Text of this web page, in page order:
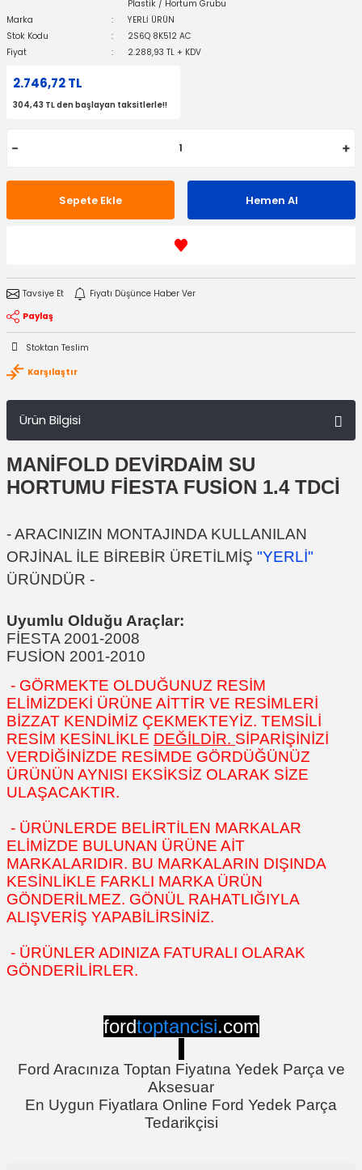
Plastik / Hortum Grubu
Marka
YERLİ ÜRÜN
Stok Kodu
2S6Q 8K512 AC
Fiyat
2.288,93 TL + KDV
2.746,72 TL
304,43 TL den başlayan taksitlerle!!
Sepete Ekle Hemen Al
Tavsiye Et
Fiyatı Düşünce Haber Ver
Paylaş
Stoktan Teslim
Karşılaştır
Ürün Bilgisi
MANİFOLD DEVİRDAİM SU
HORTUMU FİESTA FUSİON 1.4 TDCİ
- ARACINIZIN MONTAJINDA KULLANILAN
ORJİNAL İLE BİREBİR ÜRETİLMİŞ "YERLİ"
ÜRÜNDÜR -
Uyumlu Olduğu Araçlar:
FİESTA 2001-2008
FUSİON 2001-2010
- GÖRMEKTE OLDUĞUNUZ RESİM
ELİMİZDEKİ ÜRÜNE AİTTİR VE RESİMLERİ
BİZZAT KENDİMİZ ÇEKMEKTEYİZ. TEMSİLİ
RESİM KESİNLİKLE DEĞİLDİR. SİPARİŞİNİZİ
VERDİĞİNİZDE RESİMDE GÖRDÜĞÜNÜZ
ÜRÜNÜN AYNISI EKSİKSİZ OLARAK SİZE
ULAŞACAKTIR.
- ÜRÜNLERDE BELİRTİLEN MARKALAR
ELİMİZDE BULUNAN ÜRÜNE AİT
MARKALARIDIR. BU MARKALARIN DIŞINDA
KESİNLİKLE FARKLI MARKA ÜRÜN
GÖNDERİLMEZ. GÖNÜL RAHATLIĞIYLA
ALIŞVERİŞ YAPABİLİRSİNİZ.
- ÜRÜNLER ADINIZA FATURALI OLARAK
GÖNDERİLİRLER.
fordtoptancisi.com
Ford Aracınıza Toptan Fiyatına Yedek Parça ve
Aksesuar
En Uygun Fiyatlara Online Ford Yedek Parça
Tedarikçisi